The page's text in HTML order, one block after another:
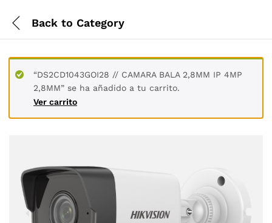
Back to Category
“DS2CD1043GOI28 // CAMARA BALA 2,8MM IP 4MP
2,8MM” se ha añadido a tu carrito.
Ver carrito